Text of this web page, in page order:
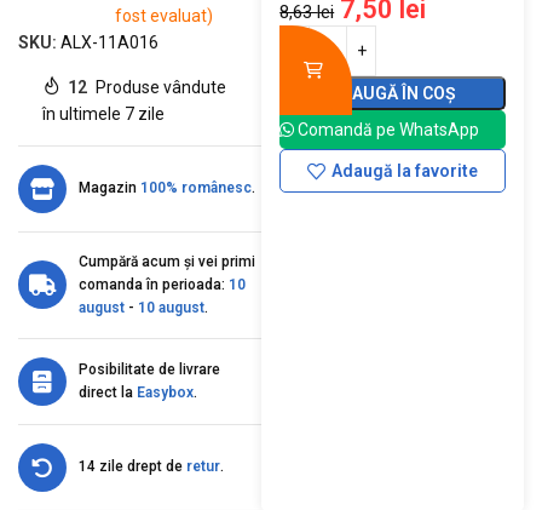
fost evaluat)
SKU: ALX-11A016
12 Produse vândute
în ultimele 7 zile
Magazin 100% românesc.
Cumpără acum și vei primi
comanda în perioada: 10
august - 10 august.
Posibilitate de livrare
direct la Easybox.
14 zile drept de retur.
8,63lei 7,50 lei
ADAUGĂ ÎN COȘ
Comandă pe WhatsApp
Adaugă la favorite